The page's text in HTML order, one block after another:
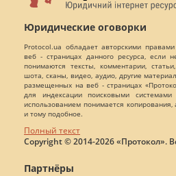
Юридические оговорки
Protocol.ua обладает авторскими
веб - страницах данного ресурса, если
понимаются тексты, комментарии,
шота, сканы, видео, аудио, другие
размещенных на веб - страницах
для индексации поисковыми
использованием понимается
и тому подобное.
Полный текст
Copyright © 2014-2026 «Протокол».
Партнёры